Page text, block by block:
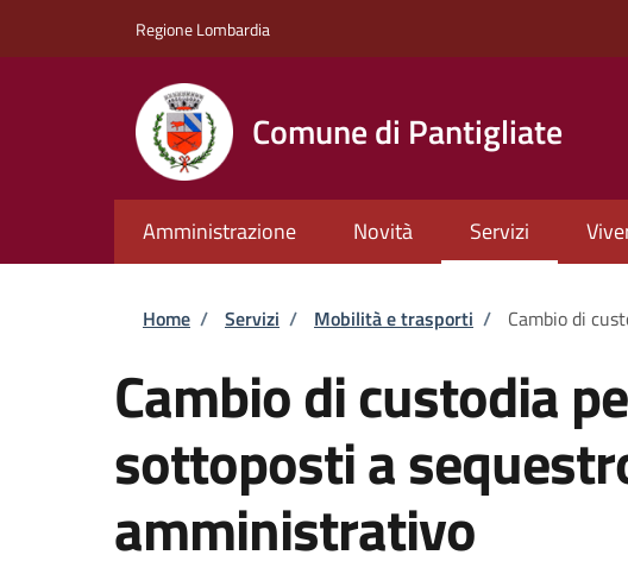
Regione Lombardia
Comune di Pantigliate
Amministrazione Novità Servizi
Briciole di pane
Home / Servizi / Mobilità e trasporti / Cambio di
Cambio di custodia
sottoposti a
amministrativo